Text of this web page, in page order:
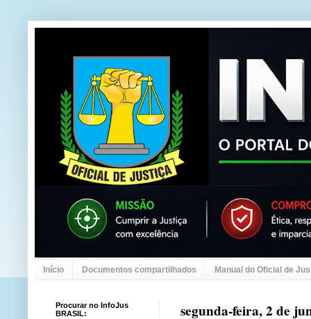
Início Documentos compartilhados Manual do Oficial de
segunda-feira, 2 de
Procurar no InfoJus
BRASIL: